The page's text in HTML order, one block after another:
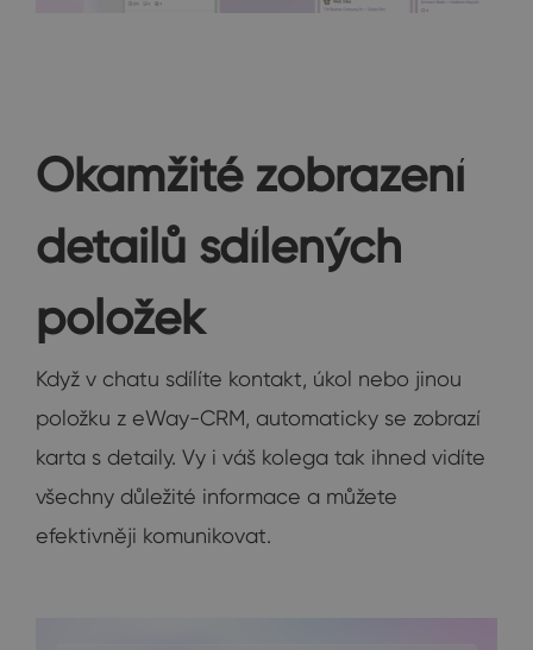
Okamžité zobrazení
detailů sdílených
položek
Když v chatu sdílíte kontakt, úkol nebo jinou
položku z eWay-CRM, automaticky se zobrazí
karta s detaily. Vy i váš kolega tak ihned vidíte
všechny důležité informace a můžete
efektivněji komunikovat.